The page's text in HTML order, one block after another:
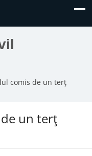
comis de un terţ
un terţ